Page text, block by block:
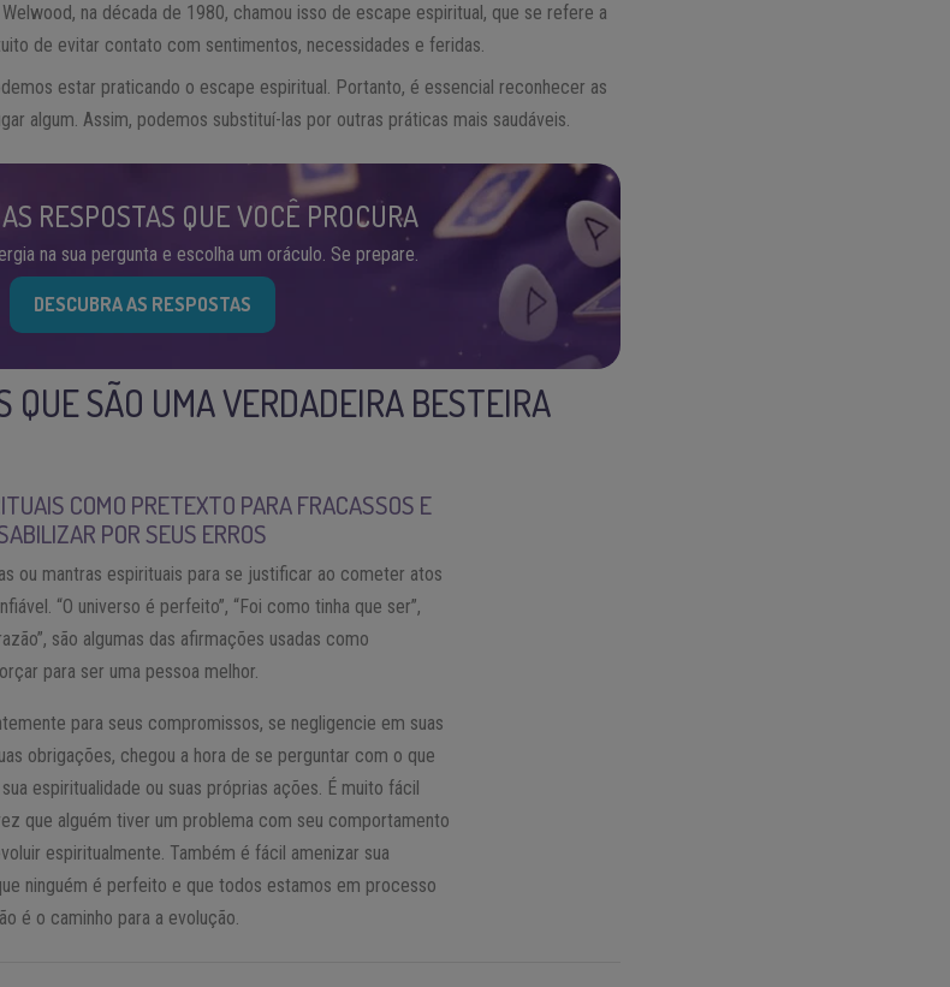
na década de 1980, chamou isso de escape espiritual, que se refere a
de evitar contato com sentimentos, necessidades e feridas.
estar praticando o escape espiritual. Portanto, é essencial reconhecer as
algum. Assim, podemos substituí-las por outras práticas mais saudáveis.
RESPOSTAS QUE VOCÊ PROCURA
na sua pergunta e escolha um oráculo. Se prepare.
DESCUBRA AS RESPOSTAS
SÃO UMA VERDADEIRA BESTEIRA
COMO PRETEXTO PARA FRACASSOS E
POR SEUS ERROS
ou mantras espirituais para se justificar ao cometer atos
“O universo é perfeito”, “Foi como tinha que ser”,
são algumas das afirmações usadas como
para ser uma pessoa melhor.
para seus compromissos, se negligencie em suas
obrigações, chegou a hora de se perguntar com o que
espiritualidade ou suas próprias ações. É muito fácil
que alguém tiver um problema com seu comportamento
espiritualmente. Também é fácil amenizar sua
ninguém é perfeito e que todos estamos em processo
é o caminho para a evolução.